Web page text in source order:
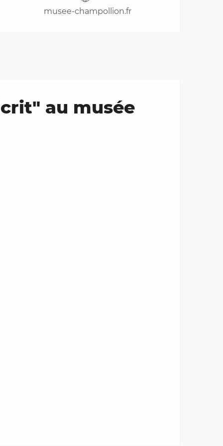
musee-champollion.fr
au musée